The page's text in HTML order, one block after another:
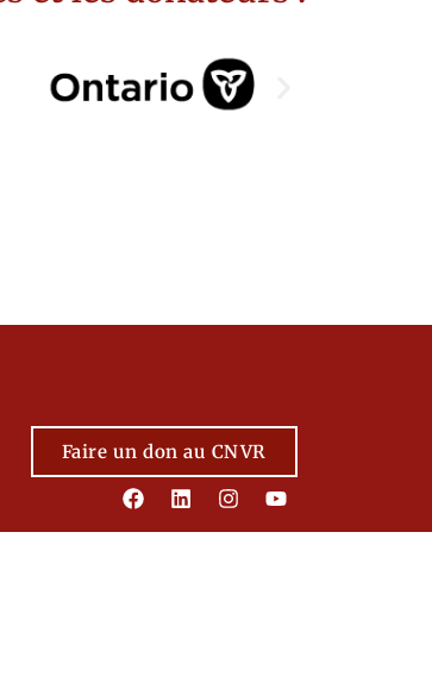
Faire un don au CNVR